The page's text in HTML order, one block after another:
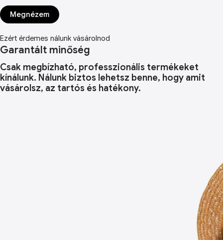
Megnézem
Ezért érdemes nálunk vásárolnod
Garantált minőség
Csak megbízható, professzionális termékeket
kínálunk. Nálunk biztos lehetsz benne, hogy amit
vásárolsz, az tartós és hatékony.